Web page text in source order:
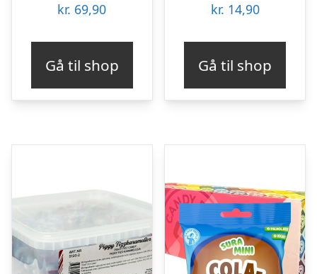
kr. 69,90
Gå til shop
kr. 14,90
Gå til shop